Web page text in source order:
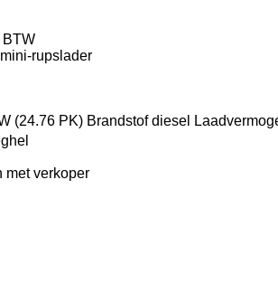
BTW
rupslader
(24.76 PK) Brandstof diesel
met verkoper